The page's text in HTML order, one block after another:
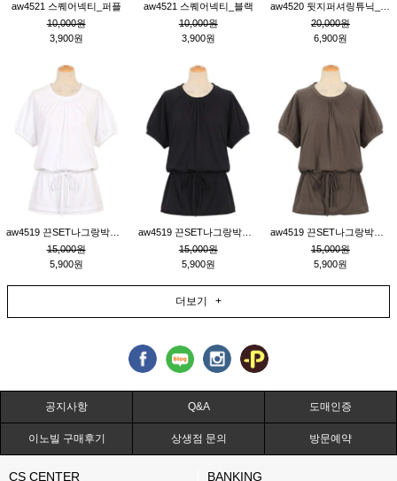
aw4521 스퀘어넥티_퍼플
10,000원
3,900원
aw4521 스퀘어넥티_블랙
10,000원
3,900원
20,000원
6,900원
15,000원
5,900원
15,000원
5,900원
15,000원
5,900원
더보기 +
공지사항 Q&A 도매인증
이노빌 구매후기 상생점 문의 방문예약
CS CENTER BANKING